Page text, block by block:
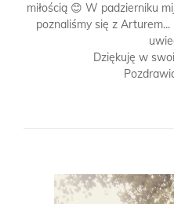
miłością 😊 W padzierniku
poznaliśmy się z
Dziękuję w